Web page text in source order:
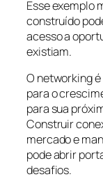
Esse exemplo
construído
acesso a
existiam.
O networking
para o
para sua
Construir
mercado e
pode abrir
desafios.